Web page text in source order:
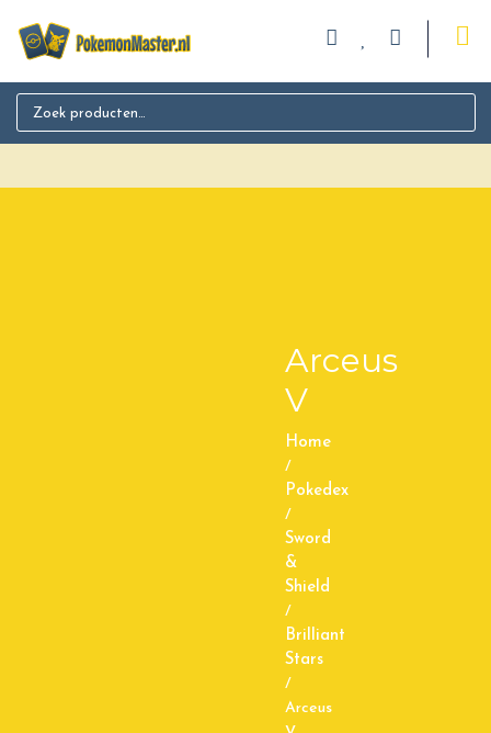
Search for:
Arceus
V
Home
/
Pokedex
/
Sword
&
Shield
/
Brilliant
Stars
/
Arceus